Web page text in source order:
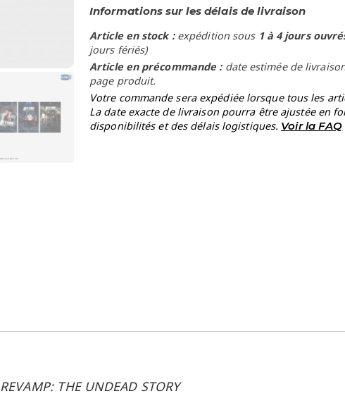
Informations sur les délais de livraison
Article en stock : expédition sous 1 à 4 jours
jours fériés)
Article en précommande : date estimée de
page produit.
Votre commande sera expédiée lorsque tous les
La date exacte de livraison pourra être ajustée en
disponibilités et des délais logistiques. Voir la FAQ
REVAMP: THE UNDEAD STORY